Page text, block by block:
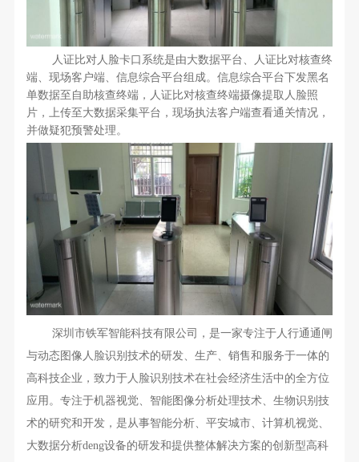
人证比对人脸卡口系统是由大数据平台、人证比对核查终
端、现场客户端、信息综合平台组成。信息综合平台下发黑名
单数据至自助核查终端，人证比对核查终端摄像提取人脸照
片，上传至大数据采集平台，现场执法客户端查看通关情况，
并做疑犯预警处理。
深圳市铁军智能科技有限公司，是一家专注于人行通通闸
与动态图像人脸识别技术的研发、生产、销售和服务于一体的
高科技企业，致力于人脸识别技术在社会经济生活中的全方位
应用。专注于机器视觉、智能图像分析处理技术、生物识别技
术的研究和开发，是从事智能分析、平安城市、计算机视觉、
大数据分析deng设备的研发和提供整体解决方案的创新型高科